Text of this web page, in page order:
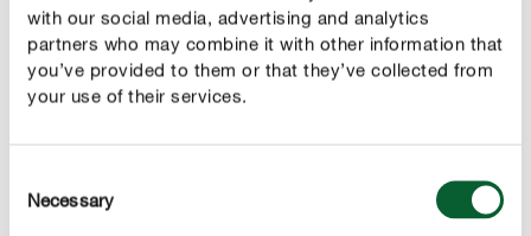
with our social media, advertising and analytics
partners who may combine it with other information that
you’ve provided to them or that they’ve collected from
your use of their services.
Selection
Necessary
privo di torba. Ideale per un giardinaggio più etico e
responsabile.